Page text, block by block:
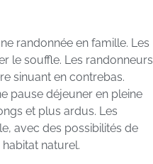
randonnée en famille. Les
le souffle. Les randonneurs
sinuant en contrebas.
pause déjeuner en pleine
et plus ardus. Les
avec des possibilités de
naturel.